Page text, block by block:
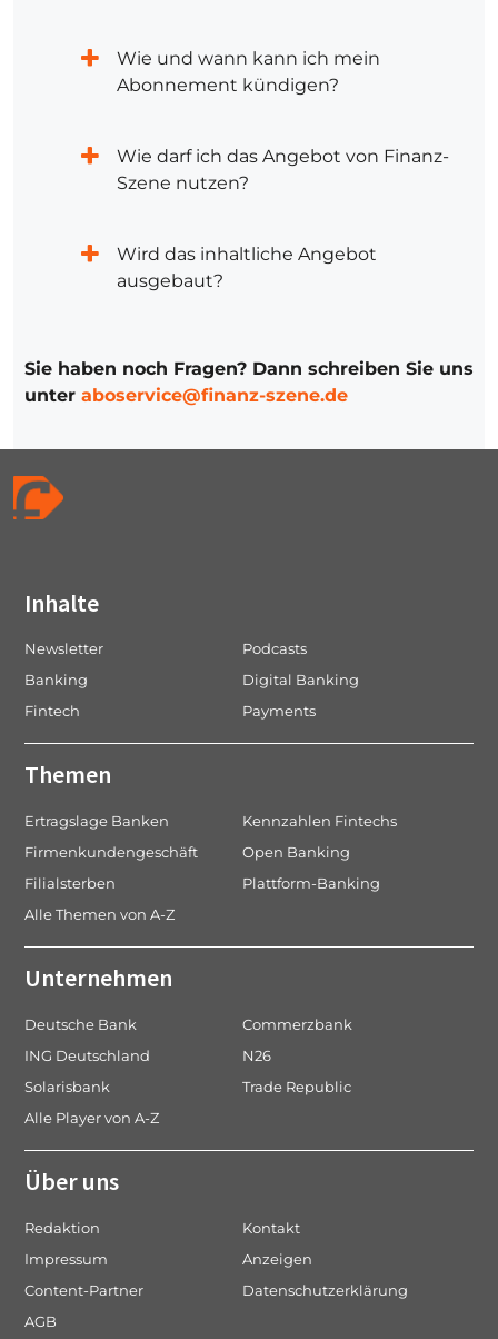
Wie und wann kann ich mein
Abonnement kündigen?
Wie darf ich das Angebot von Finanz-
Szene nutzen?
Wird das inhaltliche Angebot
ausgebaut?
Sie haben noch Fragen? Dann schreiben Sie uns
unter aboservice@finanz-szene.de
Inhalte
Newsletter
Podcasts
Banking
Digital Banking
Fintech
Payments
Themen
Ertragslage Banken
Kennzahlen Fintechs
Firmenkundengeschäft
Open Banking
Filialsterben
Plattform-Banking
Alle Themen von A-Z
Unternehmen
Deutsche Bank
Commerzbank
ING Deutschland
N26
Solarisbank
Trade Republic
Alle Player von A-Z
Über uns
Redaktion
Kontakt
Impressum
Anzeigen
Content-Partner
Datenschutzerklärung
AGB